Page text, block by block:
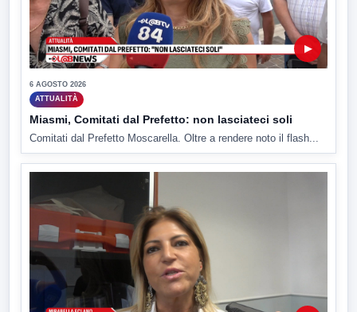
▶
6 AGOSTO 2026
ATTUALITÀ
Miasmi, Comitati dal Prefetto: non lasciateci soli
Comitati dal Prefetto Moscarella. Oltre a rendere noto il flash...